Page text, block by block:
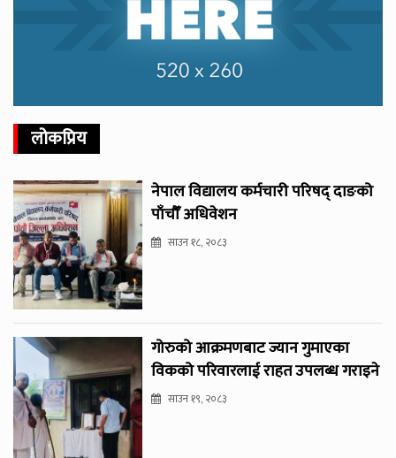
लोकप्रिय
नेपाल विद्यालय कर्मचारी परिषद् दाङको
पाँचौँ अधिवेशन
साउन १८, २०८३
गोरुको आक्रमणबाट ज्यान गुमाएका
विकको परिवारलाई राहत उपलब्ध गराइने
साउन १९, २०८३